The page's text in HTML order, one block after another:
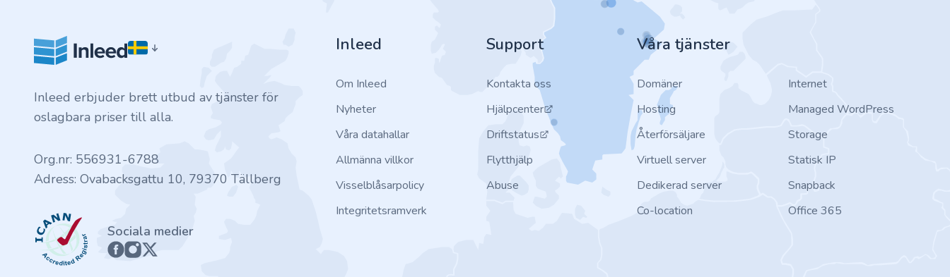
.tips
.re
.games
.it
Inleed erbjuder brett utbud av tjänster för
oslagbara priser till alla.
Org.nr: 556931-6788
Adress: Ovabacksgattu 10, 79370 Tällberg
ICANN
Sociala medier
Inleed
Om Inleed
Nyheter
Våra datahallar
Allmänna villkor
Visselblåsarpolicy
Integritetsramverk
Support
Kontakta oss
Hjälpcenter
Driftstatus
Flytthjälp
Abuse
Våra tjänster
Domäner
Hosting
Återförsäljare
Virtuell server
Dedikerad server
Co-location
Internet
Managed WordPress
Storage
Statisk IP
Snapback
Office 365